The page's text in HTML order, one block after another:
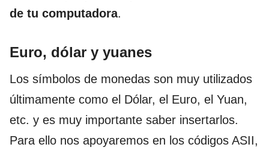
de tu computadora.
Euro, dólar y yuanes
Los símbolos de monedas son muy utilizados
últimamente como el Dólar, el Euro, el Yuan,
etc. y es muy importante saber insertarlos.
Para ello nos apoyaremos en los códigos ASII,